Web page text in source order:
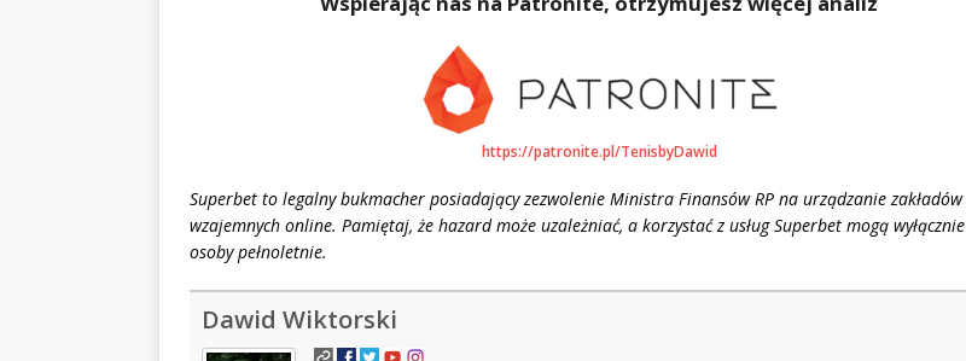
https://patronite.pl/TenisbyDawid
Superbet to legalny bukmacher posiadający zezwolenie Ministra Finansów RP na urządzanie zakładów
wzajemnych online. Pamiętaj, że hazard może uzależniać, a korzystać z usług Superbet mogą wyłącznie
osoby pełnoletnie.
Dawid Wiktorski